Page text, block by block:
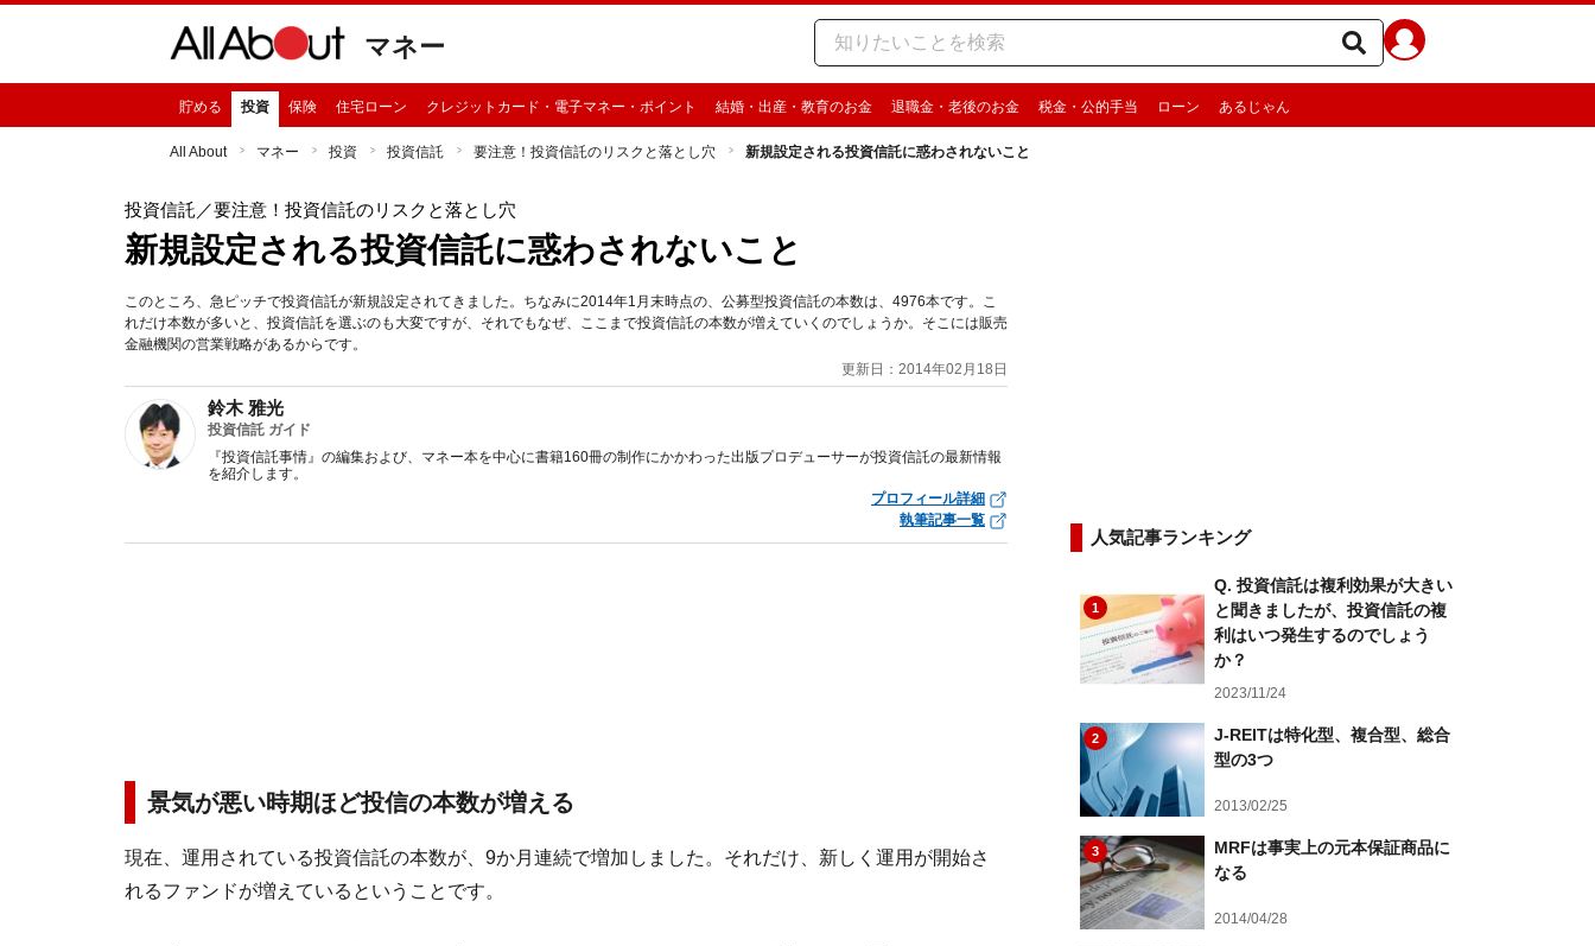
マネー
貯める 投資 保険 住宅ローン クレジットカード・電子マネー・ポイント 結婚・出産・教育のお金 退職金・老後のお金 税金・公的手当 ローン あるじゃん
All About マネー 投資 投資信託 要注意！投資信託のリスクと落とし穴 新規設定される投資信託に惑わされないこと
投資信託 ／要注意！投資信託のリスクと落とし穴
新規設定される投資信託に惑わされないこと
このところ、急ピッチで投資信託が新規設定されてきました。ちなみに2014年1月末時点の、公募型投資信託の本数は、4976本です。こ
れだけ本数が多いと、投資信託を選ぶのも大変ですが、それでもなぜ、ここまで投資信託の本数が増えていくのでしょうか。そこには販売
金融機関の営業戦略があるからです。
更新日：2014年02月18日
鈴木 雅光
投資信託 ガイド
『投資信託事情』の編集および、マネー本を中心に書籍160冊の制作にかかわった出版プロデューサーが投資信託の最新情報
を紹介します。
プロフィール詳細
執筆記事一覧
景気が悪い時期ほど投信の本数が増える
現在、運用されている投資信託の本数が、9か月連続で増加しました。それだけ、新しく運用が開始さ
れるファンドが増えているということです。
人気記事ランキング
1
Q. 投資信託は複利効果が大きい
と聞きましたが、投資信託の複
利はいつ発生するのでしょう
か？
2023/11/24
2
J-REITは特化型、複合型、総合
型の3つ
2013/02/25
3
MRFは事実上の元本保証商品に
なる
2014/04/28